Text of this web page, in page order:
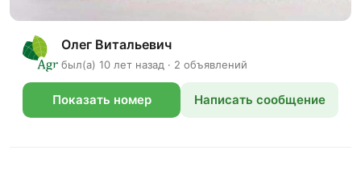
Олег Витальевич
был(а) 10 лет назад · 2 объявлений
Показать номер Написать сообщение